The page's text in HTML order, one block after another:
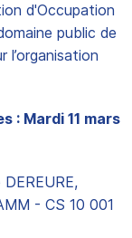
d'Occupation
public de
l’organisation
: Mardi 11 mars
- CS 10 001